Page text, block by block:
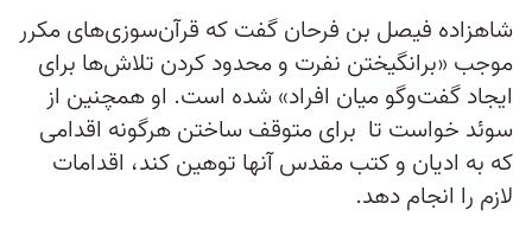
شاهزاده فیصل بن فرحان گفت که قرآن‌سوزی‌های مکرر
موجب «برانگیختن نفرت و محدود کردن تلاش‌ها برای
ایجاد گفت‌وگو میان افراد» شده است. او همچنین از
سوئد خواست تا برای متوقف ساختن هرگونه اقدامی
که به ادیان و کتب مقدس آنها توهین کند، اقدامات
لازم را انجام دهد.